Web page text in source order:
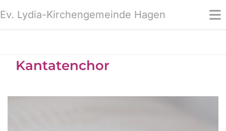
Ev. Lydia-Kirchengemeinde Hagen
Kantatenchor